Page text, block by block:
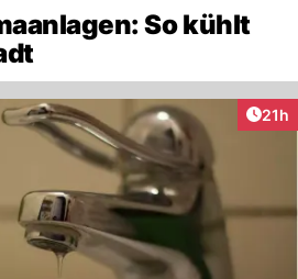
So kühlt
21h